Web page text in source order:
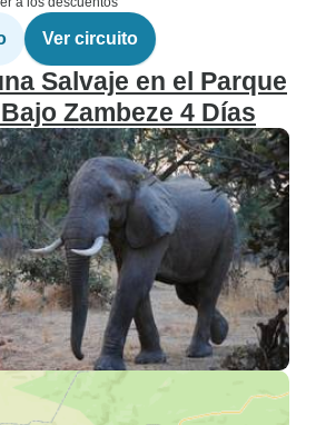
Ver circuito
Salvaje en el Parque
Zambeze 4 Días